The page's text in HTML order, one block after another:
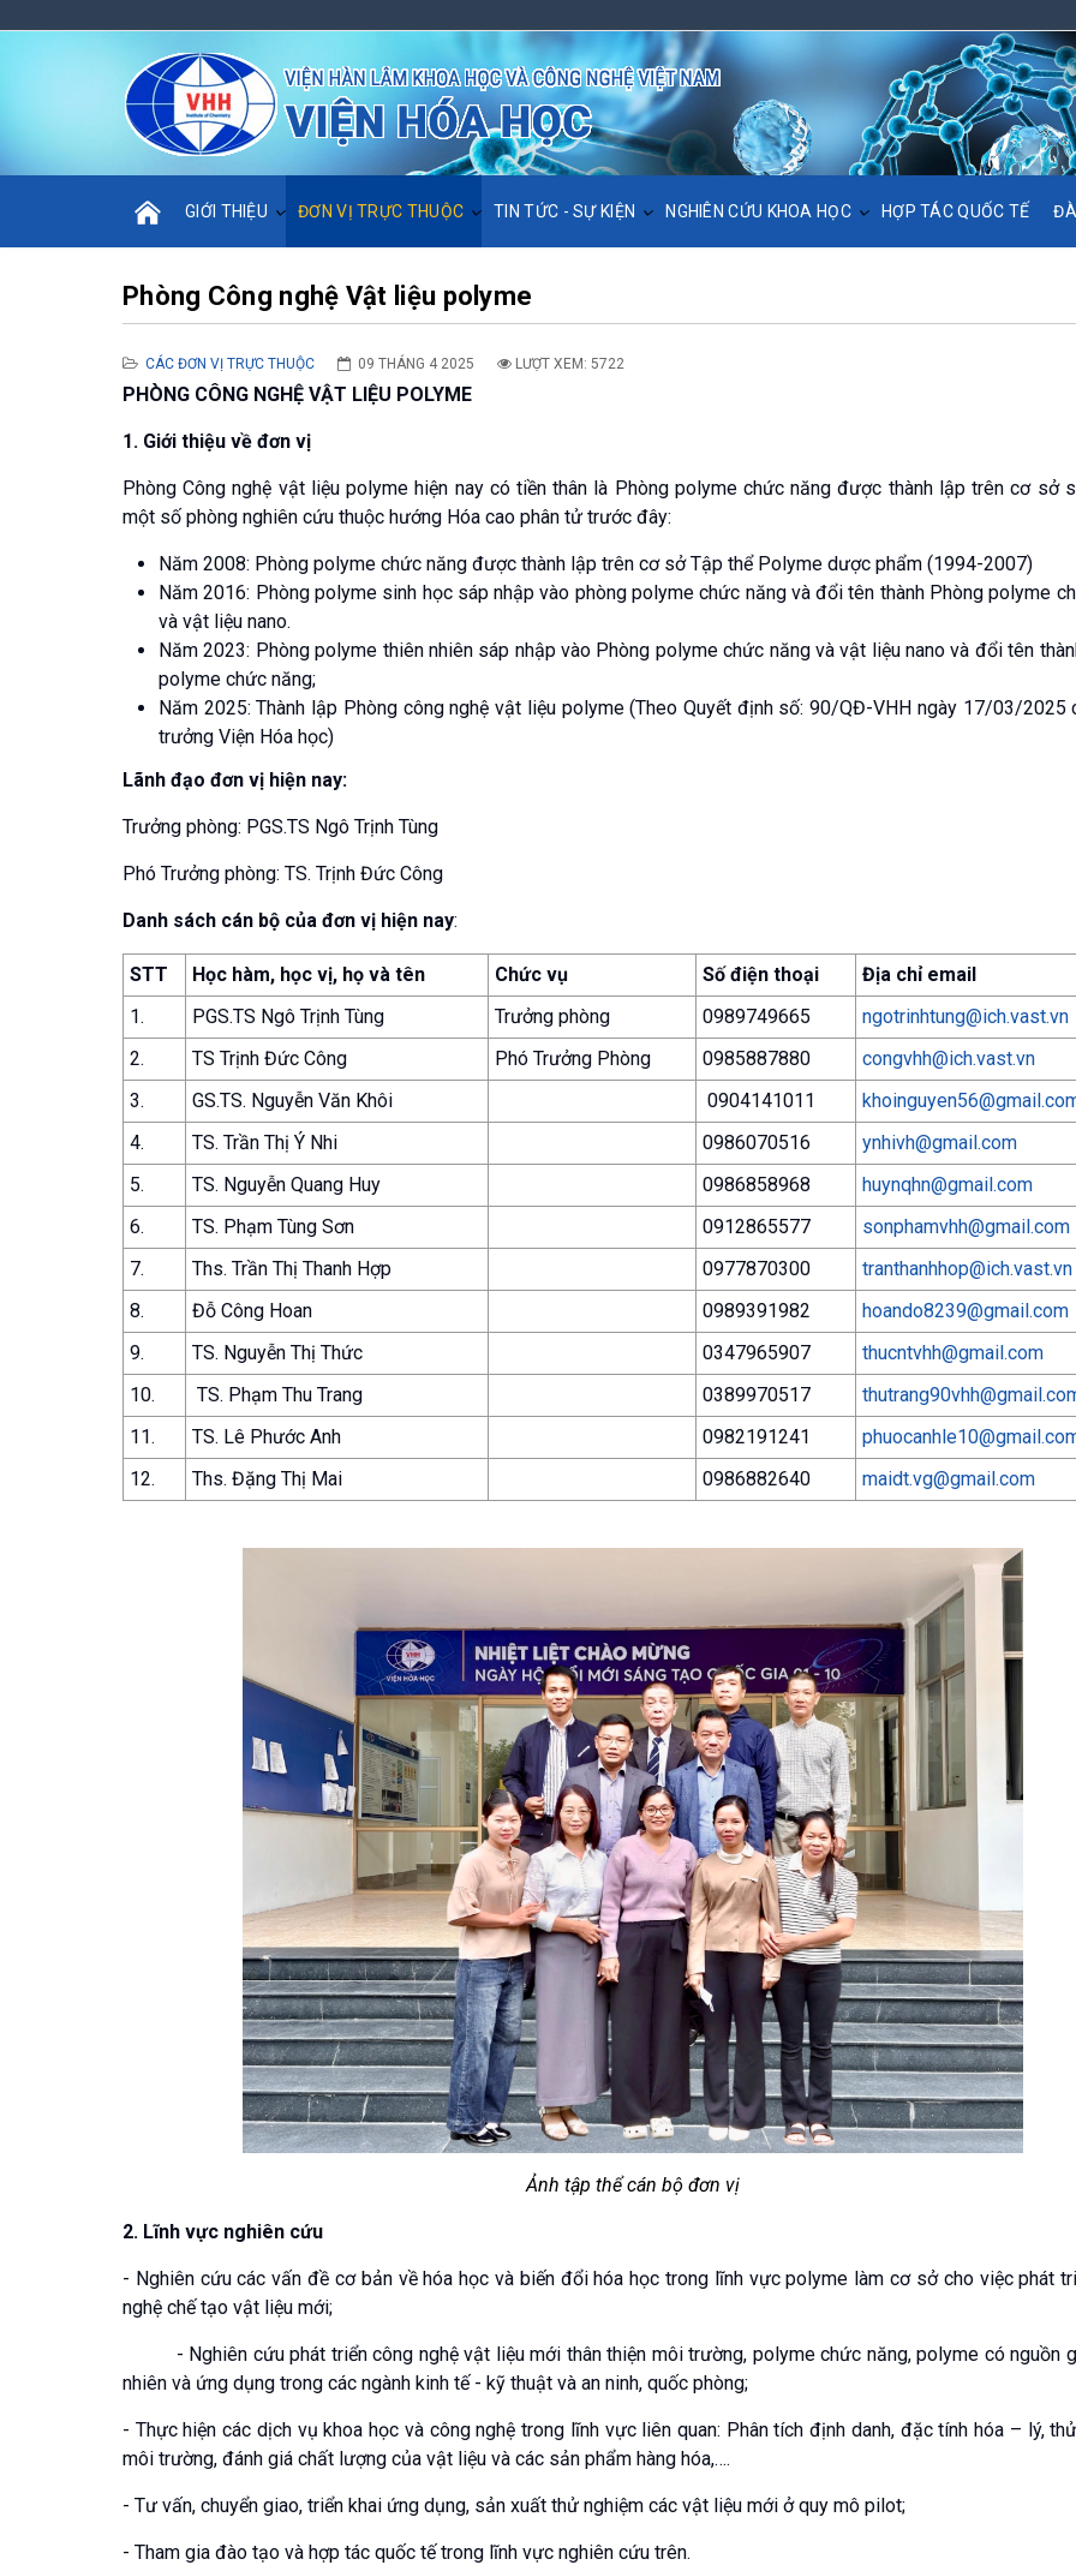
GIỚI THIỆU ĐƠN VỊ TRỰC THUỘC TIN TỨC - SỰ KIỆN NGHIÊN CỨU KHOA HỌC HỢP TÁC QUỐC TẾ
Phòng Công nghệ Vật liệu polyme
CÁC ĐƠN VỊ TRỰC THUỘC 09 THÁNG 4 2025 LƯỢT XEM: 5722
PHÒNG CÔNG NGHỆ VẬT LIỆU POLYME
1. Giới thiệu về đơn vị
Phòng Công nghệ vật liệu polyme hiện nay có tiền thân là Phòng polyme chức năng được thành lập trên cơ sở
một số phòng nghiên cứu thuộc hướng Hóa cao phân tử trước đây:
Năm 2008: Phòng polyme chức năng được thành lập trên cơ sở Tập thể Polyme dược phẩm (1994-2007)
Năm 2016: Phòng polyme sinh học sáp nhập vào phòng polyme chức năng và đổi tên thành Phòng polyme
và vật liệu nano.
Năm 2023: Phòng polyme thiên nhiên sáp nhập vào Phòng polyme chức năng và vật liệu nano và đổi tên
polyme chức năng;
Năm 2025: Thành lập Phòng công nghệ vật liệu polyme (Theo Quyết định số: 90/QĐ-VHH ngày 17/03/2025
trưởng Viện Hóa học)
Lãnh đạo đơn vị hiện nay:
Trưởng phòng: PGS.TS Ngô Trịnh Tùng
Phó Trưởng phòng: TS. Trịnh Đức Công
Danh sách cán bộ của đơn vị hiện nay:
STT Học hàm, học vị, họ và tên Chức vụ Số điện thoại
Địa chỉ email
1.
PGS.TS Ngô Trịnh Tùng Trưởng phòng 0989749665
ngotrinhtung@ich.vast.vn
2.
TS Trịnh Đức Công Phó Trưởng Phòng 0985887880
congvhh@ich.vast.vn
3.
GS.TS. Nguyễn Văn Khôi 0904141011
4.
TS. Trần Thị Ý Nhi 0986070516
ynhivh@gmail.com
5.
TS. Nguyễn Quang Huy 0986858968
huynqhn@gmail.com
6.
TS. Phạm Tùng Sơn 0912865577
sonphamvhh@gmail.com
7.
Ths. Trần Thị Thanh Hợp 0977870300
tranthanhhop@ich.vast.vn
8.
Đỗ Công Hoan 0989391982
hoando8239@gmail.com
9.
TS. Nguyễn Thị Thức 0347965907
thucntvhh@gmail.com
10.
TS. Phạm Thu Trang 0389970517
11.
TS. Lê Phước Anh 0982191241
12.
Ths. Đặng Thị Mai 0986882640 maidt.vg@gmail.com
Ảnh tập thể cán bộ đơn vị
2. Lĩnh vực nghiên cứu
- Nghiên cứu các vấn đề cơ bản về hóa học và biến đổi hóa học trong lĩnh vực polyme làm cơ sở cho việc phát
nghệ chế tạo vật liệu mới;
- Nghiên cứu phát triển công nghệ vật liệu mới thân thiện môi trường, polyme chức năng, polyme có nguồn
nhiên và ứng dụng trong các ngành kinh tế - kỹ thuật và an ninh, quốc phòng;
- Thực hiện các dịch vụ khoa học và công nghệ trong lĩnh vực liên quan: Phân tích định danh, đặc tính hóa – lý,
môi trường, đánh giá chất lượng của vật liệu và các sản phẩm hàng hóa,….
- Tư vấn, chuyển giao, triển khai ứng dụng, sản xuất thử nghiệm các vật liệu mới ở quy mô pilot;
- Tham gia đào tạo và hợp tác quốc tế trong lĩnh vực nghiên cứu trên.